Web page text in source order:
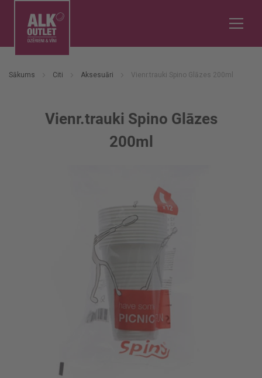
Sākums Citi Aksesuāri Vienr.trauki Spino Glāzes 200ml
Vienr.trauki Spino Glāzes
200ml